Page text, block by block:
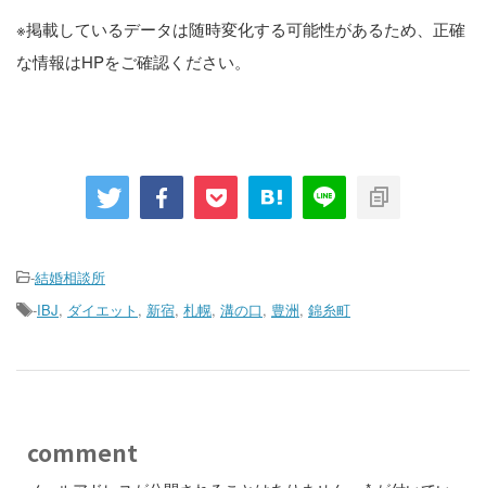
※掲載しているデータは随時変化する可能性があるため、正確
な情報はHPをご確認ください。
-結婚相談所
-IBJ, ダイエット , 新宿, 札幌, 溝の口, 豊洲, 錦糸町
comment